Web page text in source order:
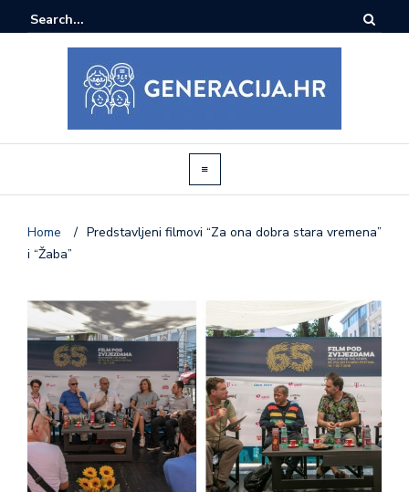
Home / Predstavljeni filmovi “Za ona dobra stara vremena”
i “Žaba”